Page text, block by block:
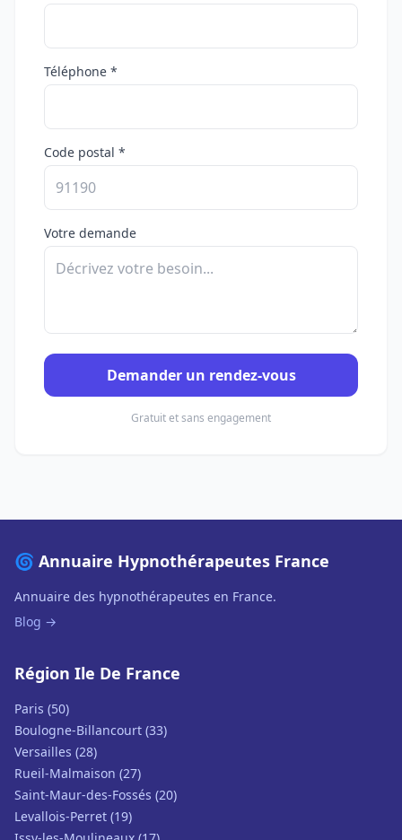
Téléphone *
Code postal *
Votre demande
Demander un rendez-vous
Gratuit et sans engagement
🌀 Annuaire Hypnothérapeutes France
Annuaire des hypnothérapeutes en France.
Blog →
Région Ile De France
Paris (50)
Boulogne-Billancourt (33)
Versailles (28)
Rueil-Malmaison (27)
Saint-Maur-des-Fossés (20)
Levallois-Perret (19)